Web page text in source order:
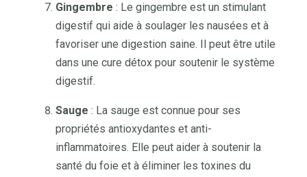
Gingembre : Le gingembre est un stimulant
digestif qui aide à soulager les nausées et à
favoriser une digestion saine. Il peut être utile
dans une cure détox pour soutenir le système
digestif.
Sauge : La sauge est connue pour ses
propriétés antioxydantes et anti-
inflammatoires. Elle peut aider à soutenir la
santé du foie et à éliminer les toxines du